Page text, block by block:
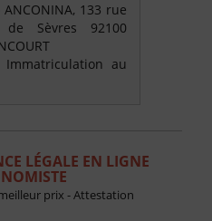
133 rue
Sèvres 92100
au
LÉGALE EN LIGNE
prix - Attestation